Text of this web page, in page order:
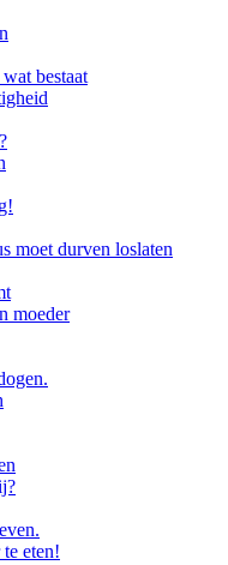
bestaat
moet durven loslaten
moeder
eten!